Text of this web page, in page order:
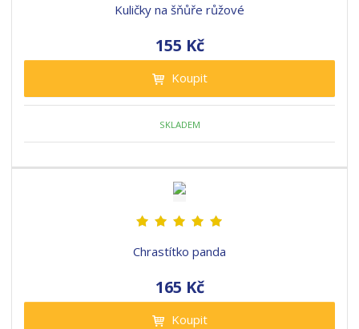
Kuličky na šňůře růžové
155 Kč
Koupit
SKLADEM
Chrastítko panda
165 Kč
Koupit